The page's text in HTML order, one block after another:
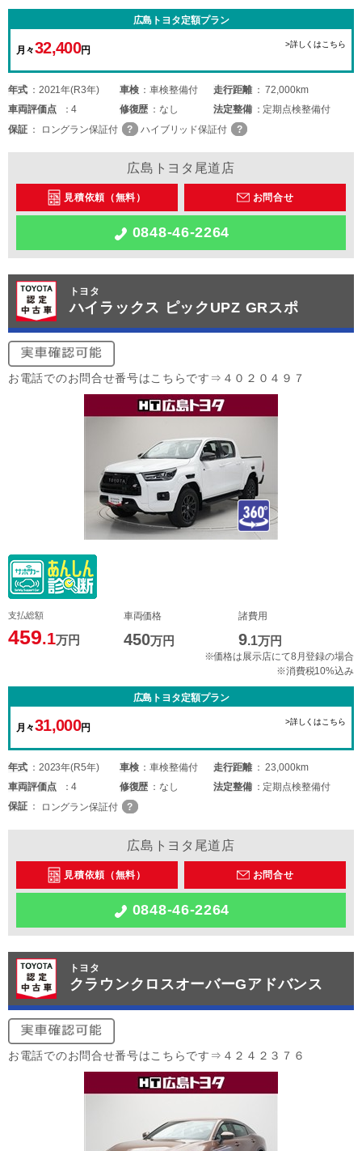
広島トヨタ定額プラン
月々32,400円
>詳しくはこちら
年式 2021年(R3年) 車検 車検整備付 走行距離
72,000km
車両評価点 4 修復歴 なし 法定整備
定期点検整備付
保証
ロングラン保証付 ハイブリッド保証付
広島トヨタ尾道店
見積依頼（無料） お問合せ
0848-46-2264
トヨタ
ハイラックス ピックUPZ GRスポ
お電話でのお問合せ番号はこちらです⇒４０２０４９７
支払総額
459.1万円
車両価格
450万円
諸費用
9.1万円
※価格は展示店にて8月登録の場合
※消費税10%込み
広島トヨタ定額プラン
月々31,000円
>詳しくはこちら
年式 2023年(R5年) 車検 車検整備付 走行距離
23,000km
車両評価点 4 修復歴 なし 法定整備
定期点検整備付
保証
ロングラン保証付
広島トヨタ尾道店
見積依頼（無料） お問合せ
0848-46-2264
トヨタ
クラウンクロスオーバーGアドバンス
お電話でのお問合せ番号はこちらです⇒４２４２３７６